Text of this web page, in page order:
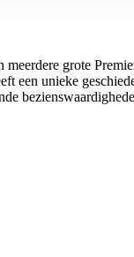
grote
een unieke